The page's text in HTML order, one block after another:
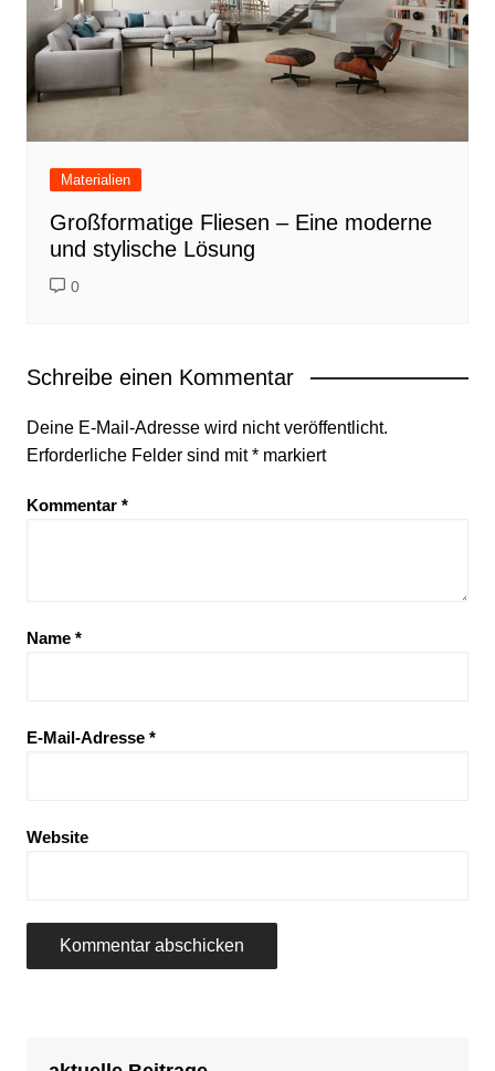
Materialien
Großformatige Fliesen – Eine moderne
und stylische Lösung
0
Schreibe einen Kommentar
Deine E-Mail-Adresse wird nicht veröffentlicht.
Erforderliche Felder sind mit*markiert
Kommentar *
Name *
E-Mail-Adresse *
Website